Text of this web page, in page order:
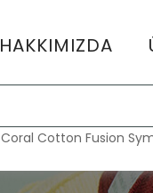
HAKKIMIZDA
Coral Cotton Fusion